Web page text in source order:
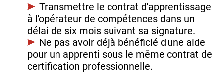
Transmettre le contrat d'apprentissage
à l'opérateur de compétences dans un
délai de six mois suivant sa signature.
Ne pas avoir déjà bénéficié d'une aide
pour un apprenti sous le même contrat de
certification professionnelle.